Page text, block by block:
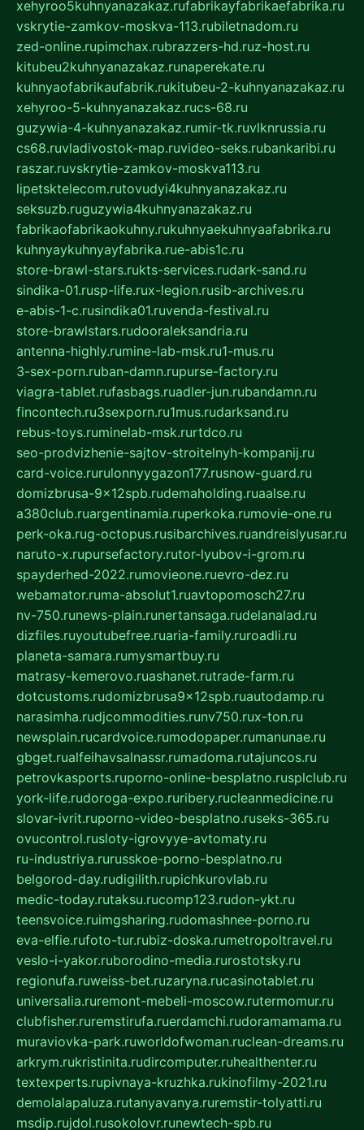
xehyroo5kuhnyanazakaz.rufabrikayfabrikaefabrika.ru
vskrytie-zamkov-moskva-113.rubiletnadom.ru
zed-online.rupimchax.rubrazzers-hd.ruz-host.ru
kitubeu2kuhnyanazakaz.runaperekate.ru
kuhnyaofabrikaufabrik.rukitubeu-2-kuhnyanazakaz.ru
xehyroo-5-kuhnyanazakaz.rucs-68.ru
guzywia-4-kuhnyanazakaz.rumir-tk.ruvlknrussia.ru
cs68.ruvladivostok-map.ruvideo-seks.rubankaribi.ru
raszar.ruvskrytie-zamkov-moskva113.ru
lipetsktelecom.rutovudyi4kuhnyanazakaz.ru
seksuzb.ruguzywia4kuhnyanazakaz.ru
fabrikaofabrikaokuhny.rukuhnyaekuhnyaafabrika.ru
kuhnyaykuhnyayfabrika.rue-abis1c.ru
store-brawl-stars.rukts-services.rudark-sand.ru
sindika-01.rusp-life.rux-legion.rusib-archives.ru
e-abis-1-c.rusindika01.ruvenda-festival.ru
store-brawlstars.rudooraleksandria.ru
antenna-highly.rumine-lab-msk.ru1-mus.ru
3-sex-porn.ruban-damn.rupurse-factory.ru
viagra-tablet.rufasbags.ruadler-jun.rubandamn.ru
fincontech.ru3sexporn.ru1mus.rudarksand.ru
rebus-toys.ruminelab-msk.rurtdco.ru
seo-prodvizhenie-sajtov-stroitelnyh-kompanij.ru
card-voice.rurulonnyygazon177.rusnow-guard.ru
domizbrusa-9x12spb.rudemaholding.ruaalse.ru
a380club.ruargentinamia.ruperkoka.rumovie-one.ru
perk-oka.rug-octopus.rusibarchives.ruandreislyusar.ru
naruto-x.rupursefactory.rutor-lyubov-i-grom.ru
spayderhed-2022.rumovieone.ruevro-dez.ru
webamator.ruma-absolut1.ruavtopomosch27.ru
nv-750.runews-plain.runertansaga.rudelanalad.ru
dizfiles.ruyoutubefree.ruaria-family.ruroadli.ru
planeta-samara.rumysmartbuy.ru
matrasy-kemerovo.ruashanet.rutrade-farm.ru
dotcustoms.rudomizbrusa9x12spb.ruautodamp.ru
narasimha.rudjcommodities.runv750.rux-ton.ru
newsplain.rucardvoice.rumodopaper.rumanunae.ru
gbget.rualfeihavsalnassr.rumadoma.rutajuncos.ru
petrovkasports.ruporno-online-besplatno.rusplclub.ru
york-life.rudoroga-expo.ruribery.rucleanmedicine.ru
slovar-ivrit.ruporno-video-besplatno.ruseks-365.ru
ovucontrol.rusloty-igrovyye-avtomaty.ru
ru-industriya.rurusskoe-porno-besplatno.ru
belgorod-day.rudigilith.rupichkurovlab.ru
medic-today.rutaksu.rucomp123.rudon-ykt.ru
teensvoice.ruimgsharing.rudomashnee-porno.ru
eva-elfie.rufoto-tur.rubiz-doska.rumetropoltravel.ru
veslo-i-yakor.ruborodino-media.rurostotsky.ru
regionufa.ruweiss-bet.ruzaryna.rucasinotablet.ru
universalia.ruremont-mebeli-moscow.rutermomur.ru
clubfisher.ruremstirufa.ruerdamchi.rudoramamama.ru
muraviovka-park.ruworldofwoman.ruclean-dreams.ru
arkrym.rukristinita.rudircomputer.ruhealthenter.ru
textexperts.rupivnaya-kruzhka.rukinofilmy-2021.ru
demolalapaluza.rutanyavanya.ruremstir-tolyatti.ru
msdip.rujdol.rusokolovr.runewtech-spb.ru